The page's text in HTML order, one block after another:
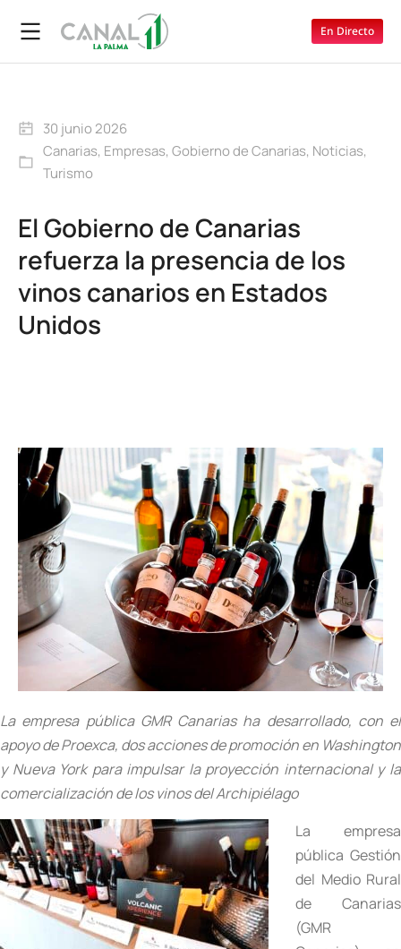
En Directo
30 junio 2026
Canarias, Empresas, Gobierno de Canarias, Noticias,
Turismo
El Gobierno de Canarias
refuerza la presencia de los
vinos canarios en Estados
Unidos
La empresa pública GMR Canarias ha desarrollado, con el
apoyo de Proexca, dos acciones de promoción en Washington
y Nueva York para impulsar la proyección internacional y la
comercialización de los vinos del Archipiélago
La empresa
pública Gestión
del Medio Rural
de Canarias
(GMR